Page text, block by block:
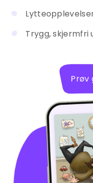
Trygg, skjermfri
Prøv